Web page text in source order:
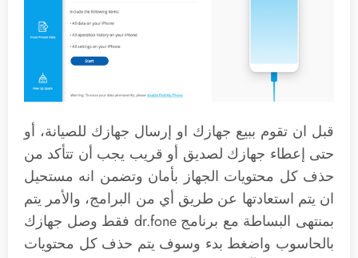
قبل ان تقوم ببيع جهازك او إرسال جهازك للصيانة، أو
حتى إعطاء جهازك لصديق أو قريب يجب أن تتأكد من
حذف كل محتويات الجهاز بأمان وتضمن انه مستحيل
ان يتم استعادتها عن طريق أي من البرامج، والأمر يتم
بمنتهى البساطة مع برنامج dr.fone فقط وصل جهازك
بالحاسوب واضغط بدء وسوف يتم حذف كل محتويات